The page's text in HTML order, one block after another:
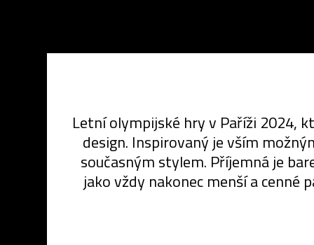
Letní olympijské hry v Paříži 2024,
design. Inspirovaný je vším
současným stylem. Příjemná je
jako vždy nakonec menší a cenné